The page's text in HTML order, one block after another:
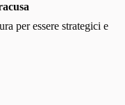
per essere strategici e